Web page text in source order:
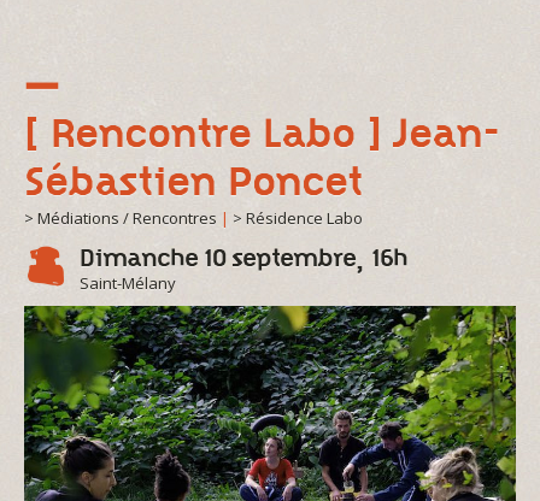
[ Rencontre Labo ] Jean-
Sébastien Poncet
> Médiations / Rencontres | > Résidence Labo
Dimanche 10 septembre, 16h
Saint-Mélany